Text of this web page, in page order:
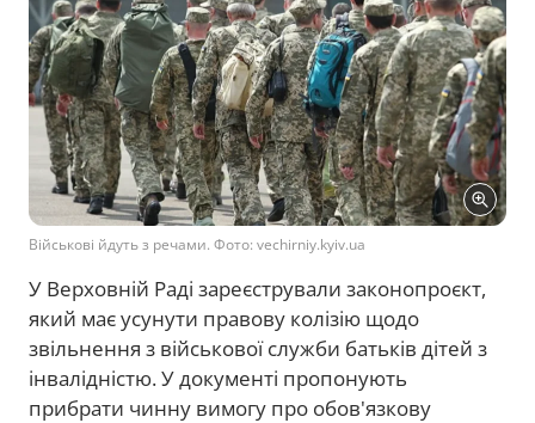
Військові йдуть з речами. Фото: vechirniy.kyiv.ua
У Верховній Раді зареєстрували законопроєкт,
який має усунути правову колізію щодо
звільнення з військової служби батьків дітей з
інвалідністю. У документі пропонують
прибрати чинну вимогу про обов'язкову